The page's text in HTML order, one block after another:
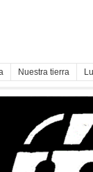
Nuestra tierra